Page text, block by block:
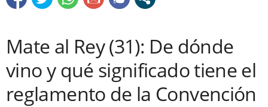
Mate al Rey (31): De dónde
vino y qué significado tiene el
reglamento de la Convención